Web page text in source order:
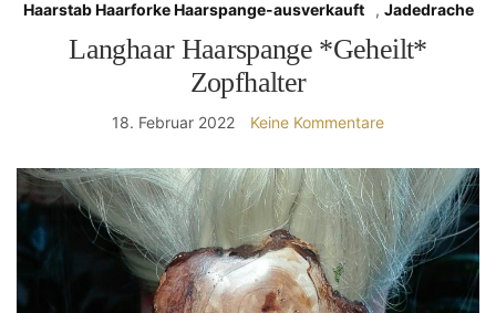
Haarstab Haarforke Haarspange-ausverkauft , Jadedrache
Langhaar Haarspange *Geheilt*
Zopfhalter
18. Februar 2022 Keine Kommentare